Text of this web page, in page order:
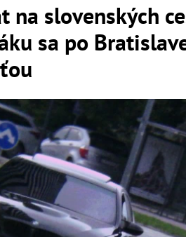
na slovenských
sa po